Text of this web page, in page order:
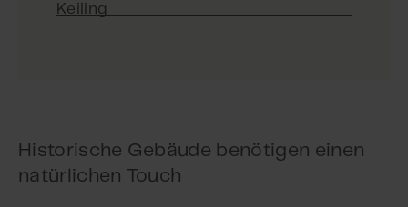
Keiling
Historische Gebäude benötigen einen
natürlichen Touch